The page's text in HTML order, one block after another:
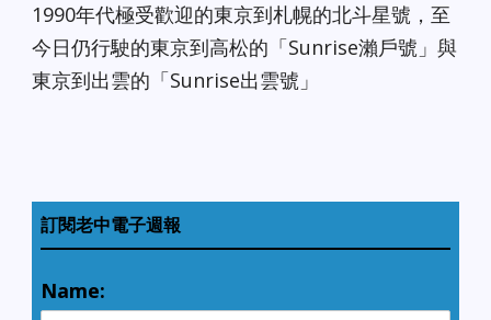
1990年代極受歡迎的東京到札幌的北斗星號，至
今日仍行駛的東京到高松的「Sunrise瀨戶號」與
東京到出雲的「Sunrise出雲號」
訂閱老中電子週報
Name: